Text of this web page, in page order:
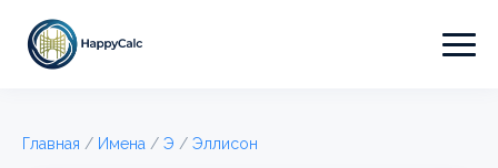
Главная / Имена / Э / Эллисон